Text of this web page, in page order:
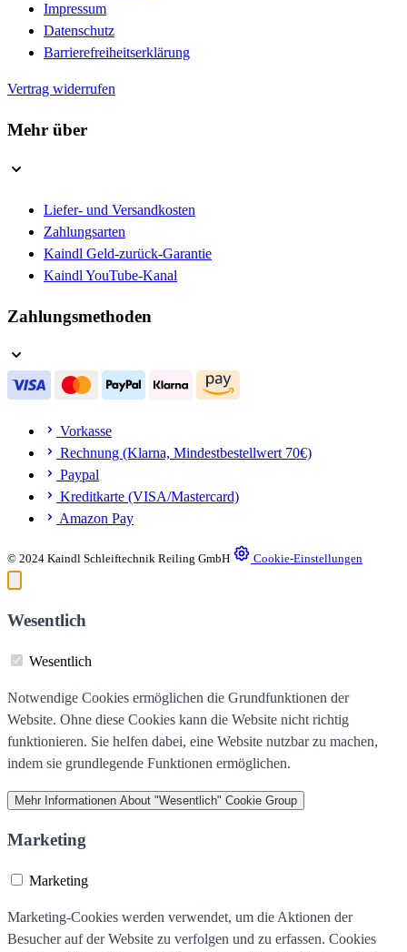
Impressum
Datenschutz
Barrierefreiheitserklärung
Vertrag widerrufen
Mehr über
Liefer- und Versandkosten
Zahlungsarten
Kaindl Geld-zurück-Garantie
Kaindl YouTube-Kanal
Zahlungsmethoden
Vorkasse
Rechnung (Klarna, Mindestbestellwert 70€)
Paypal
Kreditkarte (VISA/Mastercard)
Amazon Pay
© 2024 Kaindl Schleiftechnik Reiling GmbH Cookie-Einstellungen
Wesentlich
Wesentlich
Notwendige Cookies ermöglichen die Grundfunktionen der
Website. Ohne diese Cookies kann die Website nicht richtig
funktionieren. Sie helfen dabei, eine Website nutzbar zu machen,
indem sie grundlegende Funktionen ermöglichen.
Mehr Informationen About "Wesentlich" Cookie Group
Marketing
Marketing
Marketing-Cookies werden verwendet, um die Aktionen der
Besucher auf der Website zu verfolgen und zu erfassen. Cookies